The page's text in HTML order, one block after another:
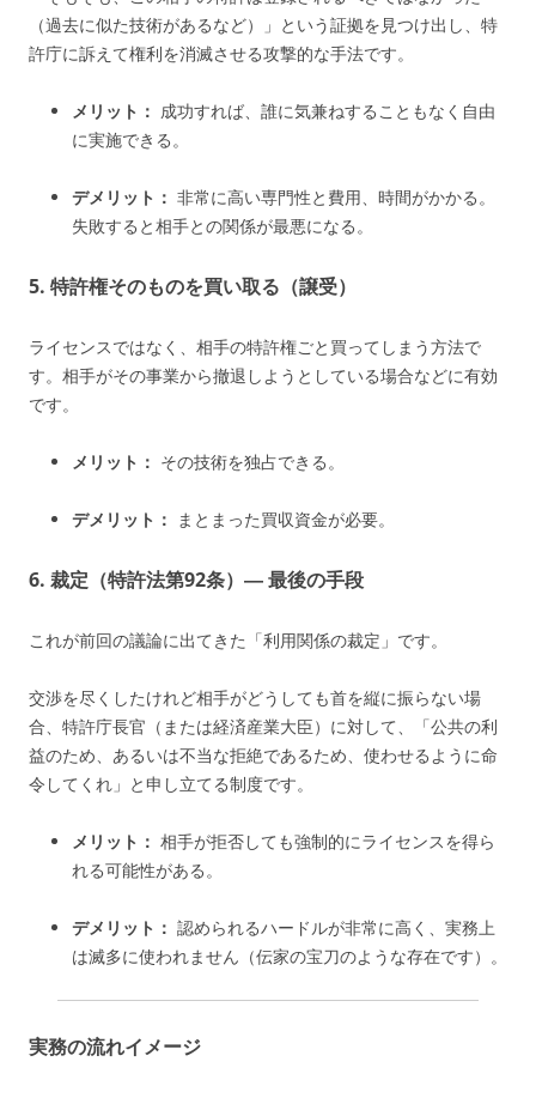
（過去に似た技術があるなど）」という証拠を見つけ出し、特
許庁に訴えて権利を消滅させる攻撃的な手法です。
メリット： 成功すれば、誰に気兼ねすることもなく自由
に実施できる。
デメリット： 非常に高い専門性と費用、時間がかかる。
失敗すると相手との関係が最悪になる。
5. 特許権そのものを買い取る（譲受）
ライセンスではなく、相手の特許権ごと買ってしまう方法で
す。相手がその事業から撤退しようとしている場合などに有効
です。
メリット： その技術を独占できる。
デメリット： まとまった買収資金が必要。
6. 裁定（特許法第92条）― 最後の手段
これが前回の議論に出てきた「利用関係の裁定」です。
交渉を尽くしたけれど相手がどうしても首を縦に振らない場
合、特許庁長官（または経済産業大臣）に対して、「公共の利
益のため、あるいは不当な拒絶であるため、使わせるように命
令してくれ」と申し立てる制度です。
メリット： 相手が拒否しても強制的にライセンスを得ら
れる可能性がある。
デメリット： 認められるハードルが非常に高く、実務上
は滅多に使われません（伝家の宝刀のような存在です）。
実務の流れイメージ